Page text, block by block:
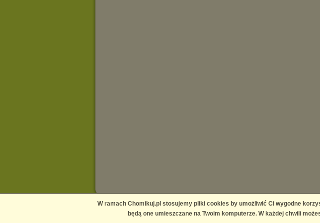
Main page Contact us Media Help
Publishers Platform
Terms and conditions
Privacy policy Report copyright infringement
W ramach Chomikuj.pl stosujemy pliki cookies by umożliwić Ci wygodne
będą one umieszczane na Twoim komputerze. W każdej chwili